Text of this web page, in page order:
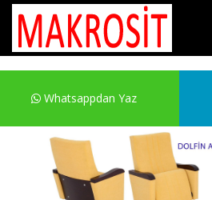
Whatsappdan Yaz